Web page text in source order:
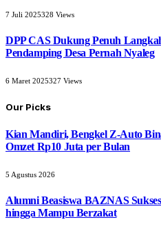
7 Juli 2025328 Views
DPP CAS Dukung Penuh
Pendamping Desa Pernah Nyaleg
6 Maret 2025327 Views
Our Picks
Kian Mandiri, Bengkel Z-Auto
Omzet Rp10 Juta per Bulan
5 Agustus 2026
Alumni Beasiswa BAZNAS
hingga Mampu Berzakat